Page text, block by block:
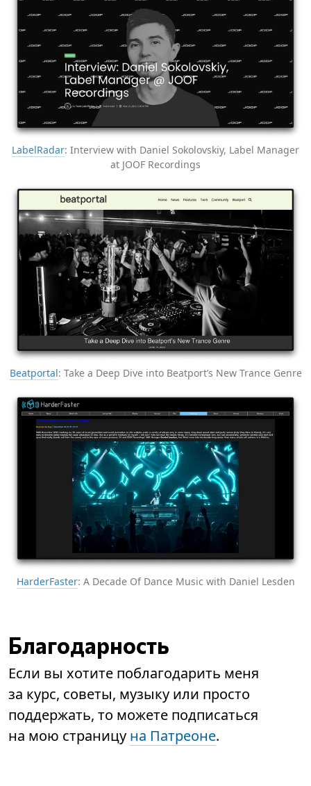
LabelRadar: Interview with Daniel Sokolovskiy, Label Manager
at JOOF Recordings
Beatportal: Take a Deep Dive into Beatport’s New Trance Genre
HarderFaster: A Decade Of Dance Music with Daniel Lesden
Благодарность
Если вы хотите поблагодарить меня
за курс, советы, музыку или просто
поддержать, то можете подписаться
на мою страницу на Патреоне.